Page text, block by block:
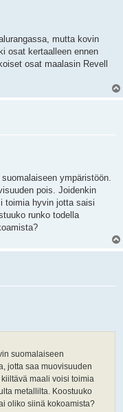
mutta kovin
osat kertaalleen ennen
osat maalasin Revell
ympäristöön.
pois. Joidenkin
toimia hyvin jotta saisi
runko todella
suomalaiseen
jotta saa muovisuuden
maali voisi toimia
metallilta. Koostuuko
oliko siinä kokoamista?